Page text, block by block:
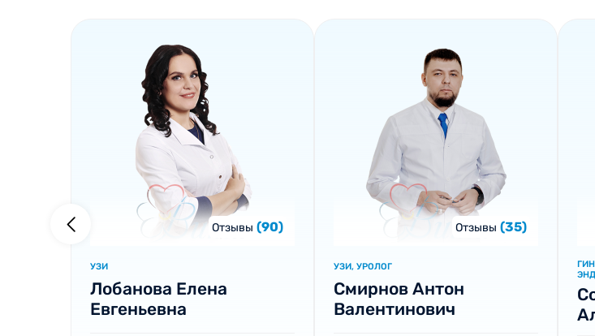
Отзывы (90)
УЗИ
Лобанова Елена
Евгеньевна
Отзывы (35)
УЗИ, УРОЛОГ
Смирнов Антон
Валентинович